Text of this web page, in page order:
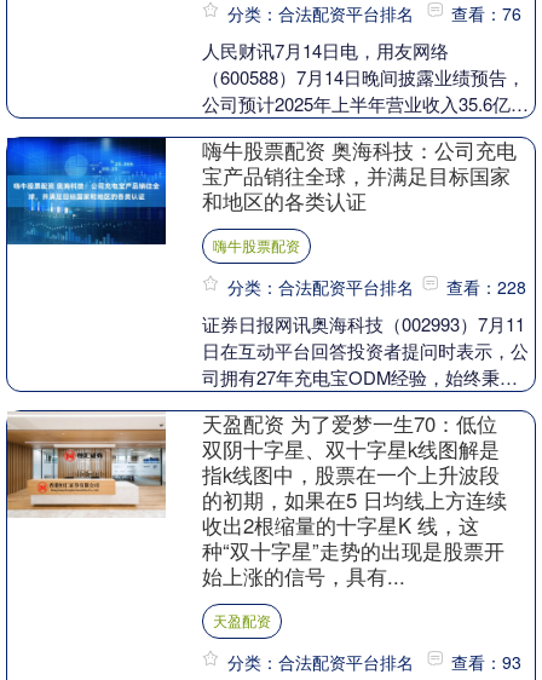
分类：合法配资平台排名 查看：76
人民财讯7月14日电，用友网络
（600588）7月14日晚间披露业绩预告，
公司预计2025年上半年营业收入35.6亿元
嗨牛股票配资 奥海科技：公司充电
宝产品销往全球，并满足目标国家
和地区的各类认证
嗨牛股票配资
分类：合法配资平台排名 查看：228
证券日报网讯奥海科技（002993）7月11
日在互动平台回答投资者提问时表示，公
司拥有27年充电宝ODM经验，始终秉承
安全性....
天盈配资 为了爱梦一生70：低位
双阴十字星、双十字星k线图解是
指k线图中，股票在一个上升波段
的初期，如果在5 日均线上方连续
收出2根缩量的十字星K 线，这
种“双十字星”走势的出现是股票开
始上涨的信号，具有...
天盈配资
分类：合法配资平台排名 查看：93